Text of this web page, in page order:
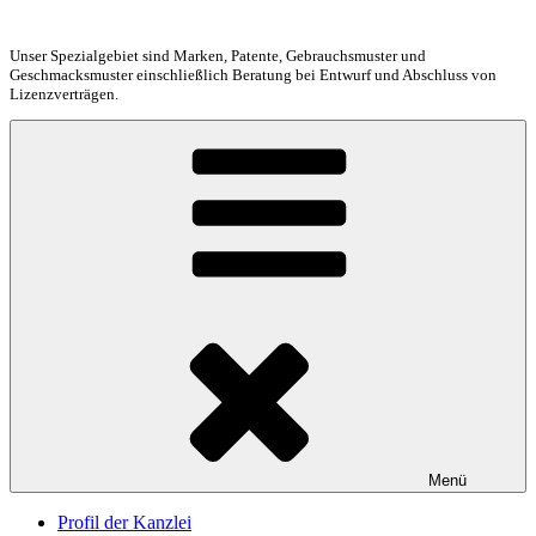
springen
Unser Spezialgebiet sind Marken, Patente, Gebrauchsmuster und
Geschmacksmuster einschließlich Beratung bei Entwurf und Abschluss von
Lizenzverträgen.
Menü
Profil der Kanzlei